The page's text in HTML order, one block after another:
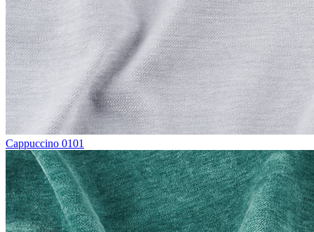
Cappuccino 0101